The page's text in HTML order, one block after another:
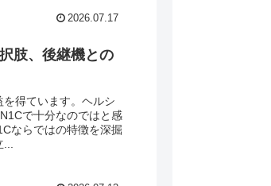
2026.07.17
肢、後継機との
得ています。ヘルシ
で十分なのではと感
ならではの特徴を深掘